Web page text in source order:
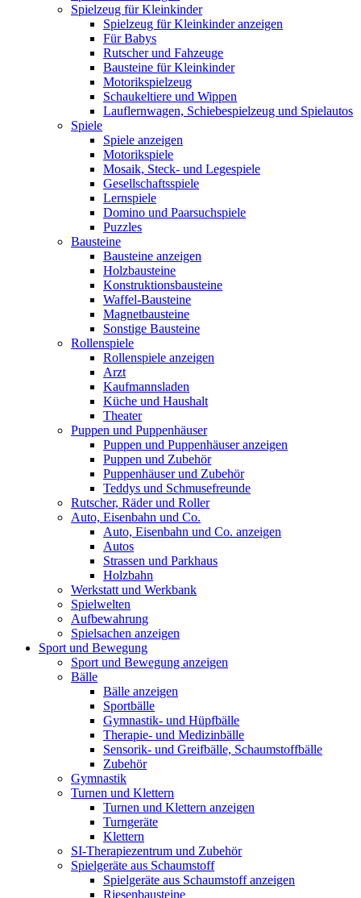
Spielzeug für Kleinkinder
Spielzeug für Kleinkinder anzeigen
Für Babys
Rutscher und Fahzeuge
Bausteine für Kleinkinder
Motorikspielzeug
Schaukeltiere und Wippen
Lauflernwagen, Schiebespielzeug und Spielautos
Spiele
Spiele anzeigen
Motorikspiele
Mosaik, Steck- und Legespiele
Gesellschaftsspiele
Lernspiele
Domino und Paarsuchspiele
Puzzles
Bausteine
Bausteine anzeigen
Holzbausteine
Konstruktionsbausteine
Waffel-Bausteine
Magnetbausteine
Sonstige Bausteine
Rollenspiele
Rollenspiele anzeigen
Arzt
Kaufmannsladen
Küche und Haushalt
Theater
Puppen und Puppenhäuser
Puppen und Puppenhäuser anzeigen
Puppen und Zubehör
Puppenhäuser und Zubehör
Teddys und Schmusefreunde
Rutscher, Räder und Roller
Auto, Eisenbahn und Co.
Auto, Eisenbahn und Co. anzeigen
Autos
Strassen und Parkhaus
Holzbahn
Werkstatt und Werkbank
Spielwelten
Aufbewahrung
Spielsachen anzeigen
Sport und Bewegung
Sport und Bewegung anzeigen
Bälle
Bälle anzeigen
Sportbälle
Gymnastik- und Hüpfbälle
Therapie- und Medizinbälle
Sensorik- und Greifbälle, Schaumstoffbälle
Zubehör
Gymnastik
Turnen und Klettern
Turnen und Klettern anzeigen
Turngeräte
Klettern
SI-Therapiezentrum und Zubehör
Spielgeräte aus Schaumstoff
Spielgeräte aus Schaumstoff anzeigen
Riesenbausteine